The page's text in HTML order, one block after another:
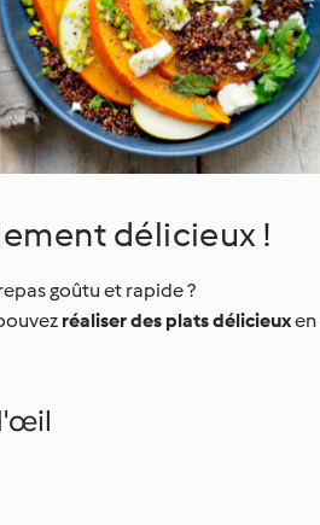
délicieux !
goûtu et rapide ?
réaliser des plats délicieuxen